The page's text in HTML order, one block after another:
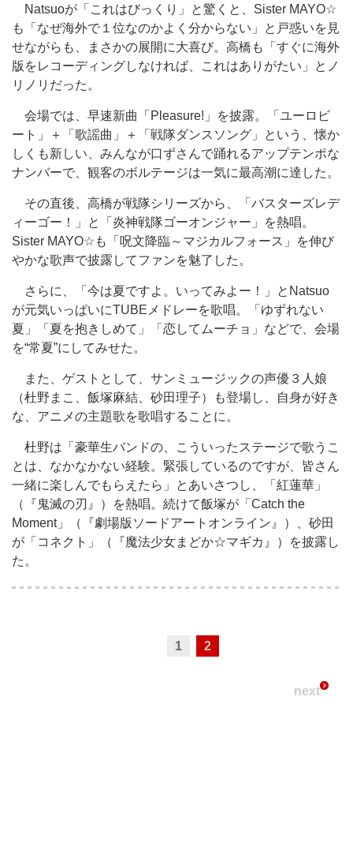
Natsuoが「これはびっくり」と驚くと、Sister MAYO☆
も「なぜ海外で１位なのかよく分からない」と戸惑いを見
せながらも、まさかの展開に大喜び。高橋も「すぐに海外
版をレコーディングしなければ、これはありがたい」とノ
リノリだった。
会場では、早速新曲「Pleasure!」を披露。「ユーロビ
ート」＋「歌謡曲」＋「戦隊ダンスソング」という、懐か
しくも新しい、みんなが口ずさんで踊れるアップテンポな
ナンバーで、観客のボルテージは一気に最高潮に達した。
その直後、高橋が戦隊シリーズから、「バスターズレデ
ィーゴー！」と「炎神戦隊ゴーオンジャー」を熱唱。
Sister MAYO☆も「呪文降臨～マジカルフォース」を伸び
やかな歌声で披露してファンを魅了した。
さらに、「今は夏ですよ。いってみよー！」とNatsuo
が元気いっぱいにTUBEメドレーを歌唱。「ゆずれない
夏」「夏を抱きしめて」「恋してムーチョ」などで、会場
を“常夏”にしてみせた。
また、ゲストとして、サンミュージックの声優３人娘
（杜野まこ、飯塚麻結、砂田理子）も登場し、自身が好き
な、アニメの主題歌を歌唱することに。
杜野は「豪華生バンドの、こういったステージで歌うこ
とは、なかなかない経験。緊張しているのですが、皆さん
一緒に楽しんでもらえたら」とあいさつし、「紅蓮華」
（『鬼滅の刃』）を熱唱。続けて飯塚が「Catch the
Moment」（『劇場版ソードアートオンライン』）、砂田
が「コネクト」（『魔法少女まどか☆マギカ』）を披露し
た。
1 2
next